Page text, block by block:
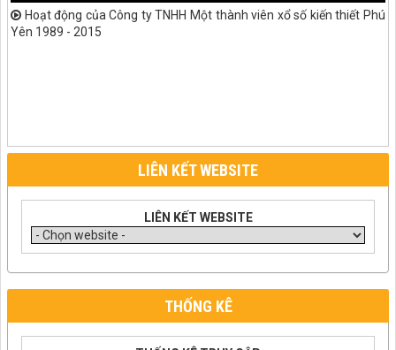
Hoạt động của Công ty TNHH Một thành viên xổ số kiến thiết Phú
Yên 1989 - 2015
LIÊN KẾT WEBSITE
LIÊN KẾT WEBSITE
THỐNG KÊ